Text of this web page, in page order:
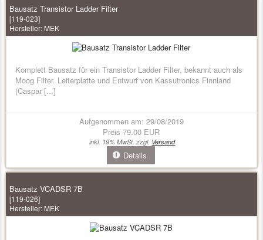
Bausatz Transistor Ladder Filter
[119-023]
Hersteller: MEK
Komplett Bausatz für ein Transistor Ladder Filter, bekannt auch als
Moog Filter. Leiterplatte und Entwurf von Kassutronics Finnland
(Caspar [...]
Aufgenommen am: 29/08/2019
Preis79.00 EUR
inkl. 19% MwSt. zzgl. Versand
Details
Bausatz VCADSR 7B
[119-026]
Hersteller: MEK